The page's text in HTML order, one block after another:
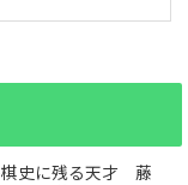
棋史に残る天才 藤